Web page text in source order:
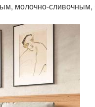
молочно-